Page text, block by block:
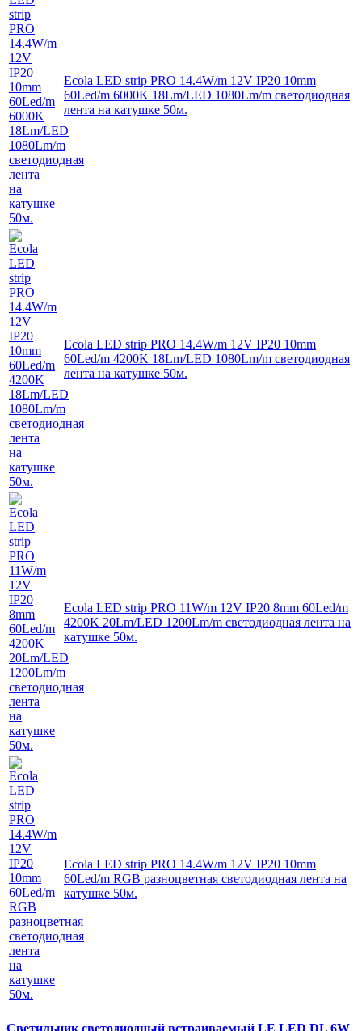
Ecola LED strip PRO 14.4W/m 12V IP20 10mm
60Led/m 6000K 18Lm/LED 1080Lm/m светодиодная
лента на катушке 50м.
Ecola LED strip PRO 14.4W/m 12V IP20 10mm
60Led/m 4200K 18Lm/LED 1080Lm/m светодиодная
лента на катушке 50м.
Ecola LED strip PRO 11W/m 12V IP20 8mm 60Led/m
4200K 20Lm/LED 1200Lm/m светодиодная лента на
катушке 50м.
Ecola LED strip PRO 14.4W/m 12V IP20 10mm
60Led/m RGB разноцветная светодиодная лента на
катушке 50м.
Светильник светодиодный встраиваемый LE LED DL 6W